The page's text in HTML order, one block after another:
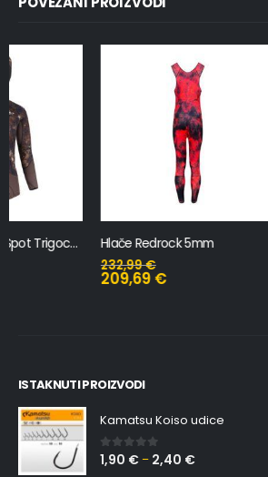
Hlače Redrock 5mm
ISTAKNUTI PROIZVODI
Kamatsu Koiso udice
0 out of 5
1,90 € – 2,40 €